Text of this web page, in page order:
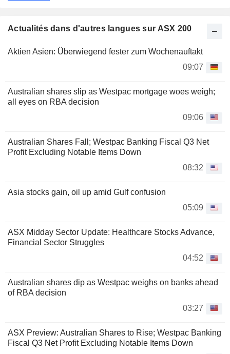
Actualités dans d'autres langues sur ASX 200
Aktien Asien: Überwiegend fester zum Wochenauftakt
09:07
Australian shares slip as Westpac mortgage woes weigh;
all eyes on RBA decision
09:06
Australian Shares Fall; Westpac Banking Fiscal Q3 Net
Profit Excluding Notable Items Down
08:32
Asia stocks gain, oil up amid Gulf confusion
05:09
ASX Midday Sector Update: Healthcare Stocks Advance,
Financial Sector Struggles
04:52
Australian shares dip as Westpac weighs on banks ahead
of RBA decision
03:27
ASX Preview: Australian Shares to Rise; Westpac Banking
Fiscal Q3 Net Profit Excluding Notable Items Down